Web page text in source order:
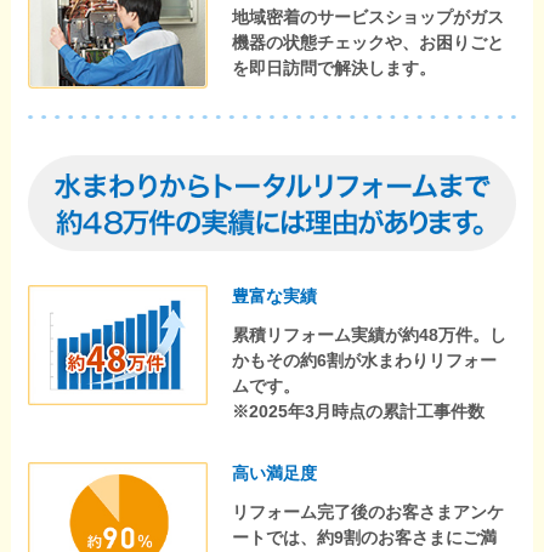
地域密着のサービスショップがガス
機器の状態チェックや、お困りごと
を即日訪問で解決します。
豊富な実績
累積リフォーム実績が約48万件。し
かもその約6割が水まわりリフォー
ムです。
※2025年3月時点の累計工事件数
高い満足度
リフォーム完了後のお客さまアンケ
ートでは、約9割のお客さまにご満